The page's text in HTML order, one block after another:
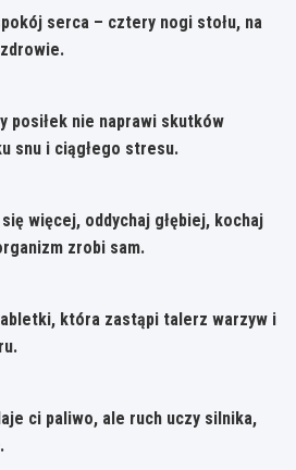
serca – cztery nogi stołu, na
posiłek nie naprawi skutków
snu i ciągłego stresu.
więcej, oddychaj głębiej, kochaj
zrobi sam.
która zastąpi talerz warzyw i
ci paliwo, ale ruch uczy silnika,